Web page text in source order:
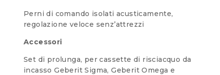
Perni di comando isolati acusticamente,
regolazione veloce senz’attrezzi
Accessori
Set di prolunga, per cassette di risciacquo da
incasso Geberit Sigma, Geberit Omega e